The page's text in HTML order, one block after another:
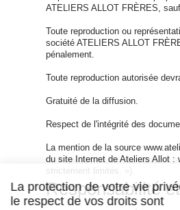
ATELIERS ALLOT FRÈRES,
Toute reproduction ou
société ATELIERS ALLOT
pénalement.
Toute reproduction autorisée
Gratuité de la diffusion.
Respect de l'intégrité des
La mention de la source
du site Internet de Ateliers Allot :
strictement limités. »).
Responsabilité